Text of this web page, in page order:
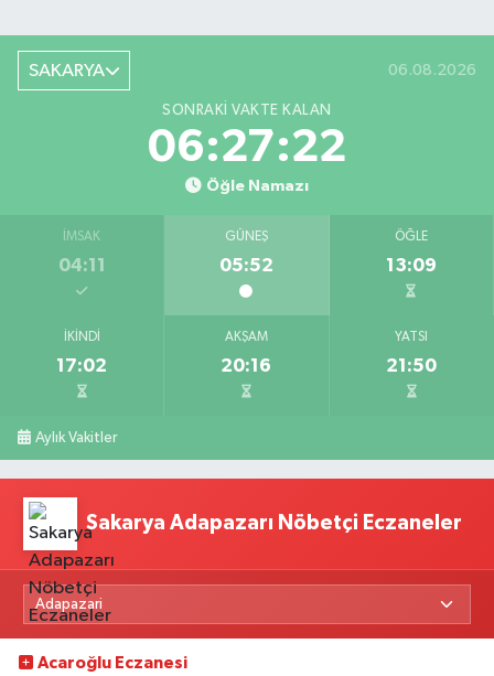
SAKARYA 06.08.2026
SONRAKI VAKTE KALAN
06:27:21
Öğle Namazı
İMSAK
04:11
GÜNEŞ
05:52
ÖĞLE
13:09
İKINDI
17:02
AKŞAM
20:16
YATSI
21:50
Aylık Vakitler
Sakarya Adapazarı Nöbetçi Eczaneler
Acaroğlu Eczanesi